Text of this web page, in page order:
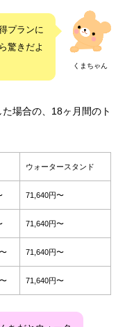
くまちゃん
プランに
驚きだよ
場合の、18ヶ月間のト
ウォータースタンド
71,640円〜
71,640円〜
71,640円〜
71,640円〜